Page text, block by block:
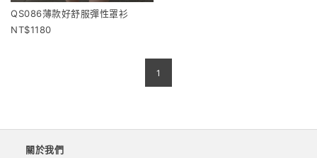
QS086薄款好舒服彈性罩衫
1180
1
關於我們